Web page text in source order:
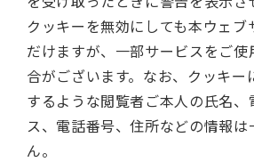
クッキーを無効にしても本ウェブ
だけますが、一部サービスをご使
合がございます。なお、クッキー
するような閲覧者ご本人の氏名、
ス、電話番号、住所などの情報は
ん。